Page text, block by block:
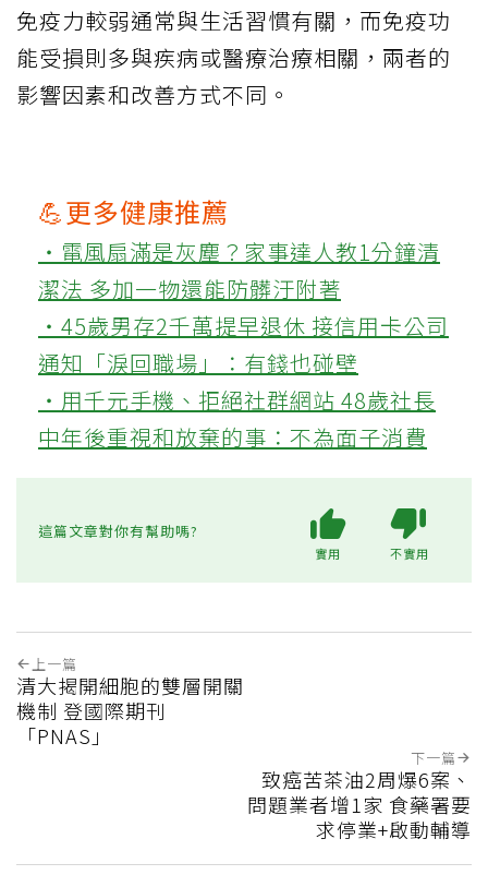
免疫力較弱通常與生活習慣有關，而免疫功
能受損則多與疾病或醫療治療相關，兩者的
影響因素和改善方式不同。
💪更多健康推薦
‧電風扇滿是灰塵？家事達人教1分鐘清
潔法 多加一物還能防髒汙附著
‧45歲男存2千萬提早退休 接信用卡公司
通知「淚回職場」：有錢也碰壁
‧用千元手機、拒絕社群網站 48歲社長
中年後重視和放棄的事：不為面子消費
這篇文章對你有幫助嗎?
實用 不實用
上一篇
清大揭開細胞的雙層開關
機制 登國際期刊
「PNAS」
下一篇
致癌苦茶油2周爆6案、
問題業者增1家 食藥署要
求停業+啟動輔導